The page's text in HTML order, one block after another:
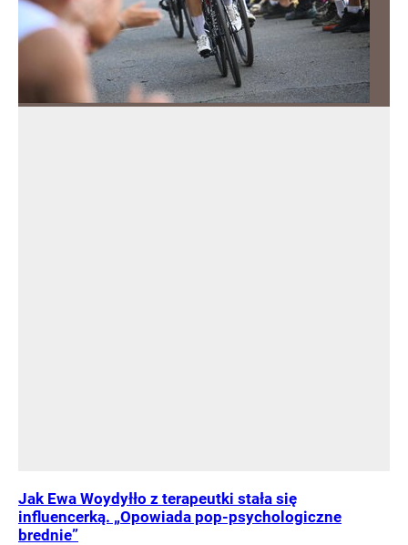
Jak Ewa Woydyłło z terapeutki stała się
influencerką. „Opowiada pop-psychologiczne
brednie”